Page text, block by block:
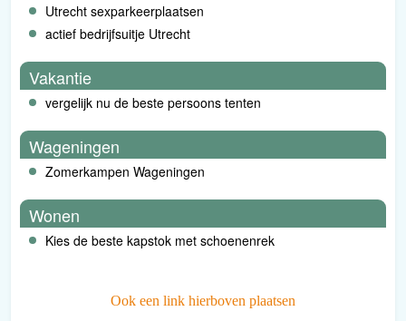
Utrecht sexparkeerplaatsen
actief bedrijfsuitje Utrecht
Vakantie
vergelijk nu de beste persoons tenten
Wageningen
Zomerkampen Wageningen
Wonen
Kies de beste kapstok met schoenenrek
Ook een link hierboven plaatsen